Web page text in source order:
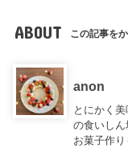
ABOUT この記事を
anon
とにかく
の食いしん
お菓子作